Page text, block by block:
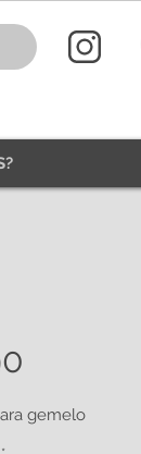
gemelo